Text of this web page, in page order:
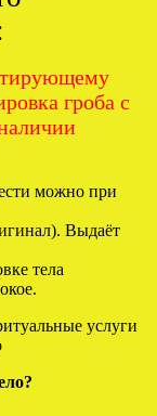
гроба с
можно при
Выдаёт
тела